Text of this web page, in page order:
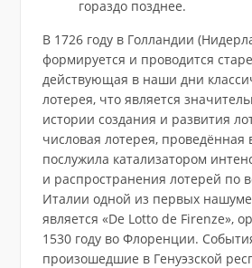
гораздо позднее.
В 1726 году в Голландии
формируется и проводится
действующая в наши дни
лотерея, что является
истории создания и развития
числовая лотерея, проведённая
послужила катализатором
и распространения лотерей по
Италии одной из первых
является «De Lotto de Firenze»,
1530 году во Флоренции.
произошедшие в Генуэзской